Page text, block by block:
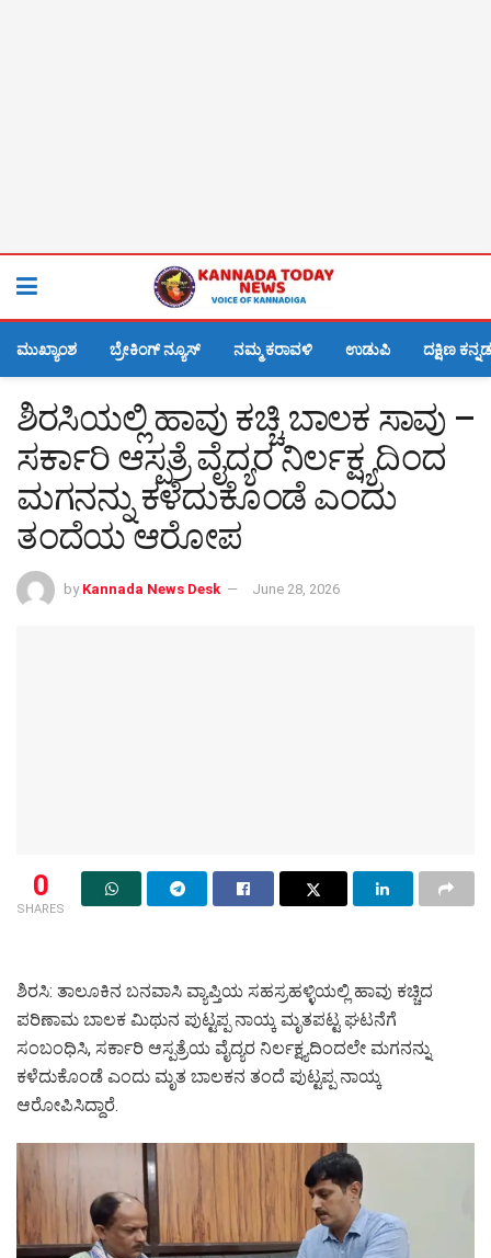
ಮುಖ್ಯಾಂಶ ಬ್ರೇಕಿಂಗ್ ನ್ಯೂಸ್ ನಮ್ಮ ಕರಾವಳಿ ಉಡುಪಿ ದಕ್ಷಿಣ ಕನ್ನಡ
ಶಿರಸಿಯಲ್ಲಿ ಹಾವು ಕಚ್ಚಿ ಬಾಲಕ ಸಾವು –
ಸರ್ಕಾರಿ ಆಸ್ಪತ್ರೆ ವೈದ್ಯರ ನಿರ್ಲಕ್ಷ್ಯದಿಂದ
ಮಗನನ್ನು ಕಳೆದುಕೊಂಡೆ ಎಂದು
ತಂದೆಯ ಆರೋಪ
by Kannada News Desk June 28, 2026
0
SHARES
ಶಿರಸಿ: ತಾಲೂಕಿನ ಬನವಾಸಿ ವ್ಯಾಪ್ತಿಯ ಸಹಸ್ರಹಳ್ಳಿಯಲ್ಲಿ ಹಾವು ಕಚ್ಚಿದ
ಪರಿಣಾಮ ಬಾಲಕ ಮಿಥುನ ಪುಟ್ಟಪ್ಪ ನಾಯ್ಕ ಮೃತಪಟ್ಟ ಘಟನೆಗೆ
ಸಂಬಂಧಿಸಿ, ಸರ್ಕಾರಿ ಆಸ್ಪತ್ರೆಯ ವೈದ್ಯರ ನಿರ್ಲಕ್ಷ್ಯದಿಂದಲೇ ಮಗನನ್ನು
ಕಳೆದುಕೊಂಡೆ ಎಂದು ಮೃತ ಬಾಲಕನ ತಂದೆ ಪುಟ್ಟಪ್ಪ ನಾಯ್ಕ
ಆರೋಪಿಸಿದ್ದಾರೆ.